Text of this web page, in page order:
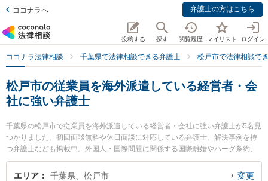
ココナラへ 弁護士の方はこちら
投稿する 探す 閲覧履歴 マイリスト ログイン
ココナラ法律相談 千葉県で法律相談できる弁護士 松戸市で法律相談で
松戸市の従業員を海外派遣している経営者・会
社に強い弁護士
千葉県の松戸市で従業員を海外派遣している経営者・会社に強い弁護士が5名見
つかりました。初回面談無料や休日面談に対応している弁護士、解決事例を持
つ弁護士なども掲載中。外国人・国際問題に関係する国際離婚やハーグ条約、
国際結婚等の細かな分野での絞り込み検索もでき便利です。特に松戸総合法律
事務所の関野 裕介弁護士や東京スタートアップ法律事務所 松戸支店の内田 光
エリア 千葉県、松戸市 変更